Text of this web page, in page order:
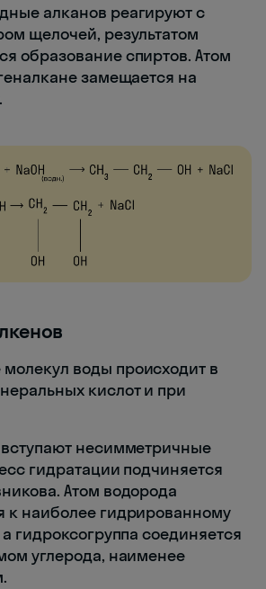
алканов реагируют с
щелочей, результатом
образование спиртов. Атом
замещается на
воды происходит в
кислот и при
несимметричные
гидратации подчиняется
Атом водорода
к наиболее гидрированному
гидроксогруппа соединяется
углерода, наименее